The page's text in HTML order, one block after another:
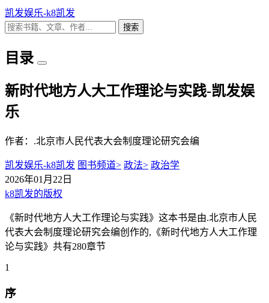
凯发娱乐-k8凯发
搜索
目录
新时代地方人大工作理论与实践-凯发娱
乐
作者：.北京市人民代表大会制度理论研究会编
凯发娱乐-k8凯发 图书频道> 政法> 政治学
2026年01月22日
k8凯发的版权
《新时代地方人大工作理论与实践》这本书是由.北京市人民
代表大会制度理论研究会编创作的,《新时代地方人大工作理
论与实践》共有280章节
1
序